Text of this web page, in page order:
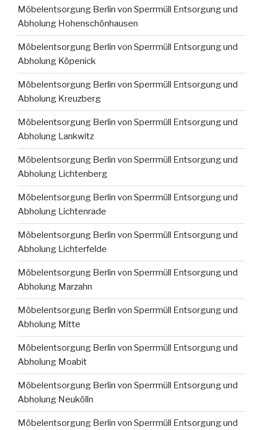
Möbelentsorgung Berlin von Sperrmüll Entsorgung und
Abholung Hohenschönhausen
Möbelentsorgung Berlin von Sperrmüll Entsorgung und
Abholung Köpenick
Möbelentsorgung Berlin von Sperrmüll Entsorgung und
Abholung Kreuzberg
Möbelentsorgung Berlin von Sperrmüll Entsorgung und
Abholung Lankwitz
Möbelentsorgung Berlin von Sperrmüll Entsorgung und
Abholung Lichtenberg
Möbelentsorgung Berlin von Sperrmüll Entsorgung und
Abholung Lichtenrade
Möbelentsorgung Berlin von Sperrmüll Entsorgung und
Abholung Lichterfelde
Möbelentsorgung Berlin von Sperrmüll Entsorgung und
Abholung Marzahn
Möbelentsorgung Berlin von Sperrmüll Entsorgung und
Abholung Mitte
Möbelentsorgung Berlin von Sperrmüll Entsorgung und
Abholung Moabit
Möbelentsorgung Berlin von Sperrmüll Entsorgung und
Abholung Neukölln
Möbelentsorgung Berlin von Sperrmüll Entsorgung und